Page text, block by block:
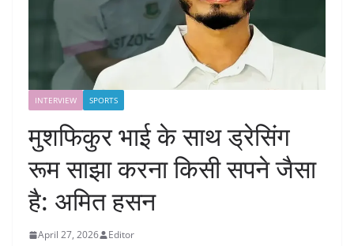
INTERVIEW SPORTS
मुशफिकुर भाई के साथ ड्रेसिंग
रूम साझा करना किसी सपने जैसा
है: अमित हसन
April 27, 2026 Editor